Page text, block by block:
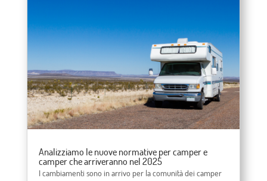
Analizziamo le nuove normative per camper e
camper che arriveranno nel 2025
I cambiamenti sono in arrivo per la comunità dei camper